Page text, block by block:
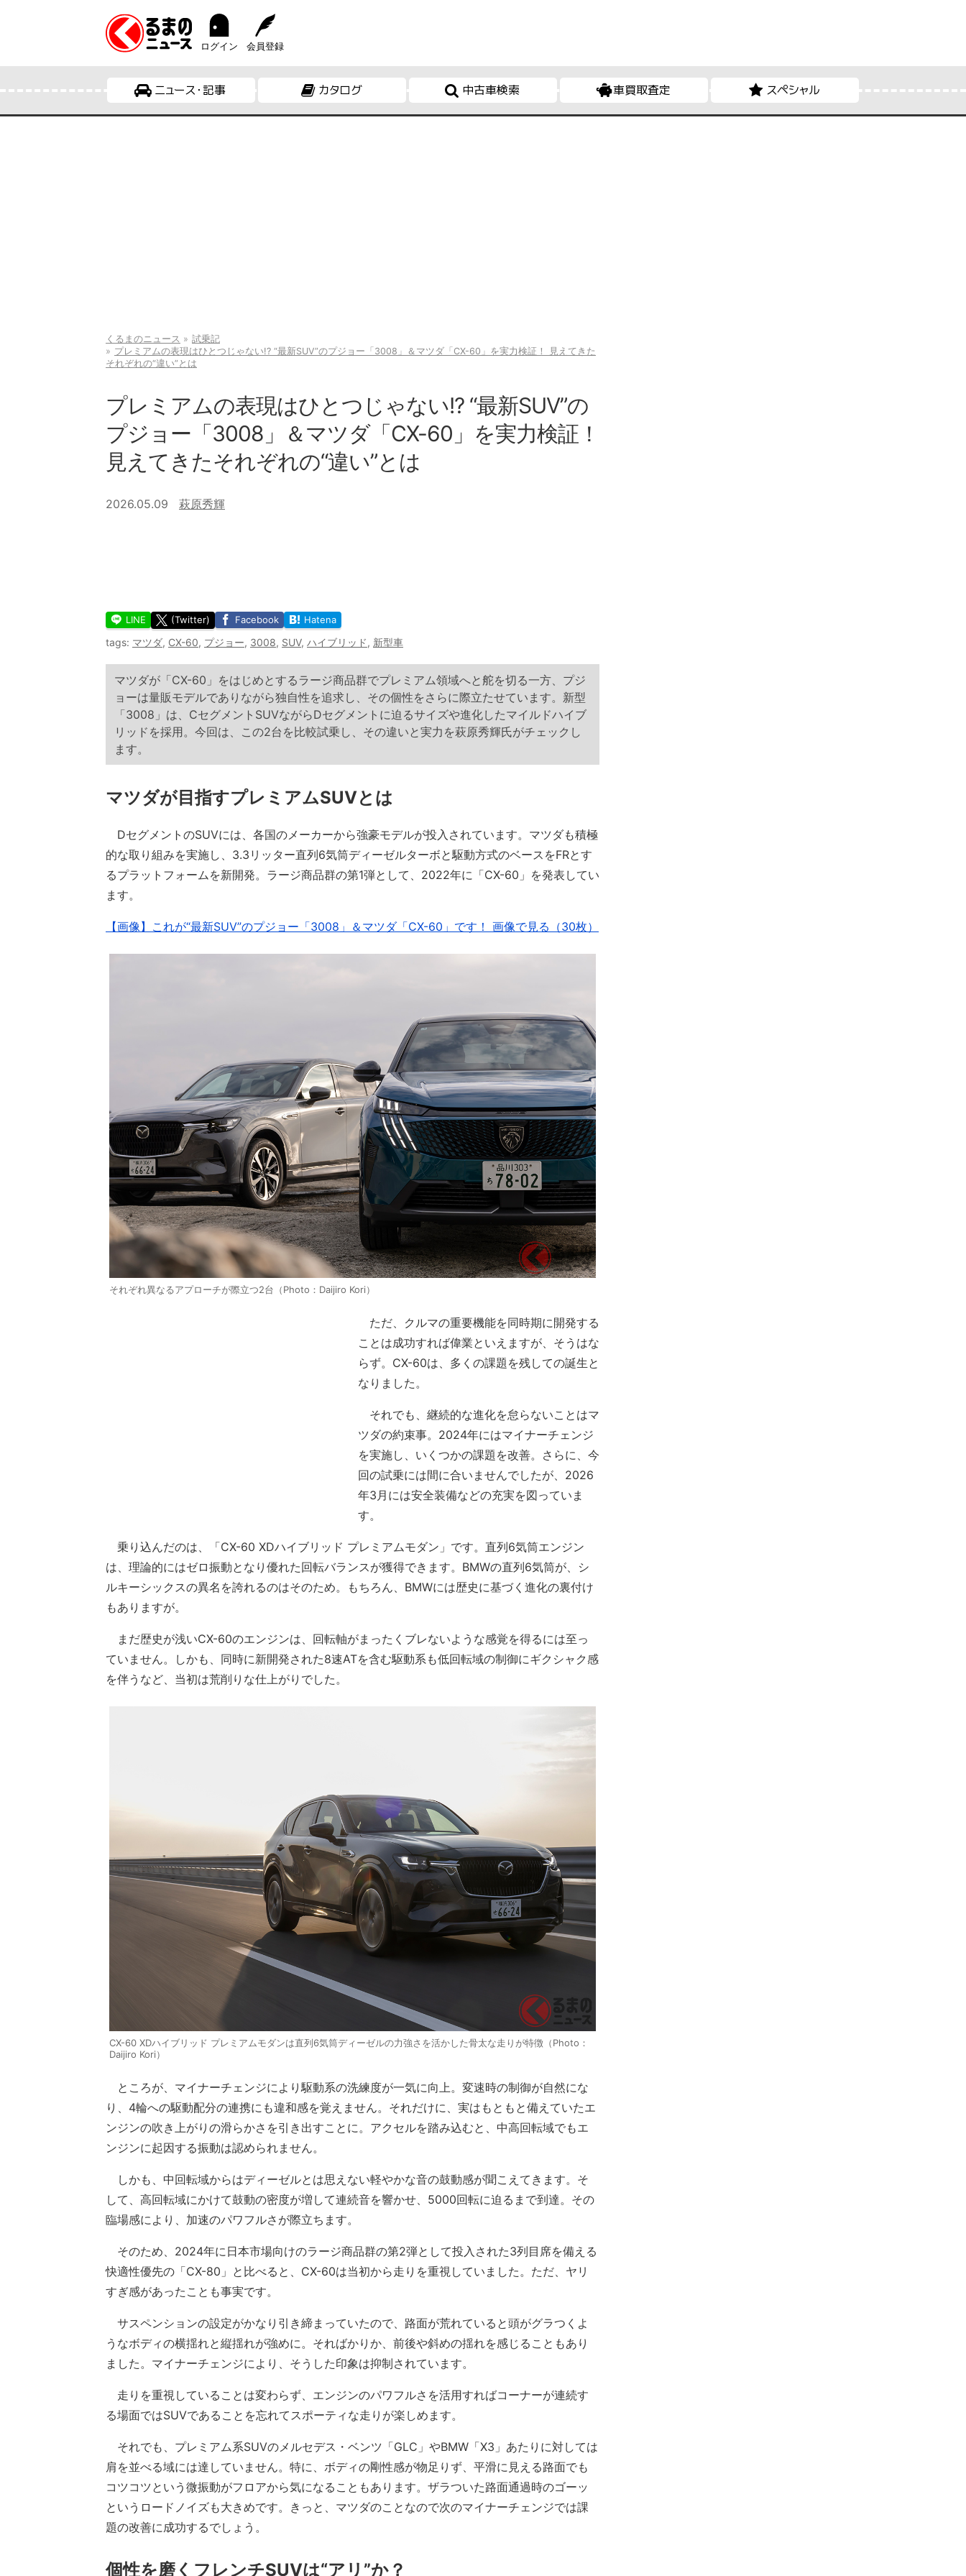
ログイン 会員登録
ニュース・記事 カタログ 中古車検索 車買取査定 スペシャル
くるまのニュース
試乗記
プレミアムの表現はひとつじゃない!? “最新SUV”のプジョー「3008」＆マツダ「CX-60」を実力検証！ 見えてきた
それぞれの“違い”とは
プレミアムの表現はひとつじゃない!? “最新SUV”の
プジョー「3008」＆マツダ「CX-60」を実力検証！
見えてきたそれぞれの“違い”とは
2026.05.09 萩原秀輝
LINE (Twitter) Facebook Hatena
tags: マツダ, CX-60, プジョー, 3008, SUV, ハイブリッド, 新型車
マツダが「CX-60」をはじめとするラージ商品群でプレミアム領域へと舵を切る一方、プジ
ョーは量販モデルでありながら独自性を追求し、その個性をさらに際立たせています。新型
「3008」は、CセグメントSUVながらDセグメントに迫るサイズや進化したマイルドハイブ
リッドを採用。今回は、この2台を比較試乗し、その違いと実力を萩原秀輝氏がチェックし
ます。
マツダが目指すプレミアムSUVとは
DセグメントのSUVには、各国のメーカーから強豪モデルが投入されています。マツダも積極
的な取り組みを実施し、3.3リッター直列6気筒ディーゼルターボと駆動方式のベースをFRとす
るプラットフォームを新開発。ラージ商品群の第1弾として、2022年に「CX-60」を発表してい
ます。
【画像】これが“最新SUV”のプジョー「3008」＆マツダ「CX-60」です！ 画像で見る（30枚）
それぞれ異なるアプローチが際立つ2台（Photo：Daijiro Kori）
ただ、クルマの重要機能を同時期に開発する
ことは成功すれば偉業といえますが、そうはな
らず。CX-60は、多くの課題を残しての誕生と
なりました。
それでも、継続的な進化を怠らないことはマ
ツダの約束事。2024年にはマイナーチェンジ
を実施し、いくつかの課題を改善。さらに、今
回の試乗には間に合いませんでしたが、2026
年3月には安全装備などの充実を図っていま
す。
乗り込んだのは、「CX-60 XDハイブリッド プレミアムモダン」です。直列6気筒エンジン
は、理論的にはゼロ振動となり優れた回転バランスが獲得できます。BMWの直列6気筒が、シ
ルキーシックスの異名を誇れるのはそのため。もちろん、BMWには歴史に基づく進化の裏付け
もありますが。
まだ歴史が浅いCX-60のエンジンは、回転軸がまったくブレないような感覚を得るには至っ
ていません。しかも、同時に新開発された8速ATを含む駆動系も低回転域の制御にギクシャク感
を伴うなど、当初は荒削りな仕上がりでした。
CX-60 XDハイブリッド プレミアムモダンは直列6気筒ディーゼルの力強さを活かした骨太な走りが特徴（Photo：
Daijiro Kori）
ところが、マイナーチェンジにより駆動系の洗練度が一気に向上。変速時の制御が自然にな
り、4輪への駆動配分の連携にも違和感を覚えません。それだけに、実はもともと備えていたエ
ンジンの吹き上がりの滑らかさを引き出すことに。アクセルを踏み込むと、中高回転域でもエ
ンジンに起因する振動は認められません。
しかも、中回転域からはディーゼルとは思えない軽やかな音の鼓動感が聞こえてきます。そ
して、高回転域にかけて鼓動の密度が増して連続音を響かせ、5000回転に迫るまで到達。その
臨場感により、加速のパワフルさが際立ちます。
そのため、2024年に日本市場向けのラージ商品群の第2弾として投入された3列目席を備える
快適性優先の「CX-80」と比べると、CX-60は当初から走りを重視していました。ただ、ヤリ
すぎ感があったことも事実です。
サスペンションの設定がかなり引き締まっていたので、路面が荒れていると頭がグラつくよ
うなボディの横揺れと縦揺れが強めに。そればかりか、前後や斜めの揺れを感じることもあり
ました。マイナーチェンジにより、そうした印象は抑制されています。
走りを重視していることは変わらず、エンジンのパワフルさを活用すればコーナーが連続す
る場面ではSUVであることを忘れてスポーティな走りが楽しめます。
それでも、プレミアム系SUVのメルセデス・ベンツ「GLC」やBMW「X3」あたりに対しては
肩を並べる域には達していません。特に、ボディの剛性感が物足りず、平滑に見える路面でも
コツコツという微振動がフロアから気になることもあります。ザラついた路面通過時のゴーッ
というロードノイズも大きめです。きっと、マツダのことなので次のマイナーチェンジでは課
題の改善に成功するでしょう。
個性を磨くフレンチSUVは“アリ”か？